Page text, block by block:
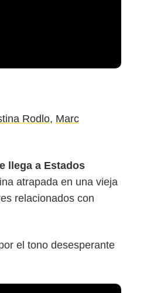
Rodlo, Marc
llega a Estados
atrapada en una vieja
relacionados con
el tono desesperante